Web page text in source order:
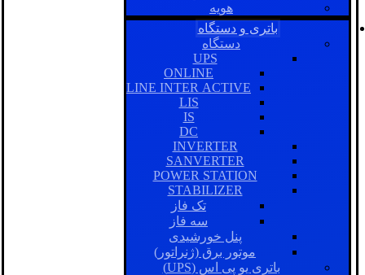
هویه
باتری و دستگاه
دستگاه
UPS
ONLINE
LINE INTER ACTIVE
LIS
IS
DC
INVERTER
SANVERTER
POWER STATION
STABILIZER
تک فاز
سه فاز
پنل خورشیدی
موتور برق (ژنراتور)
باتری یو پی اس (UPS)